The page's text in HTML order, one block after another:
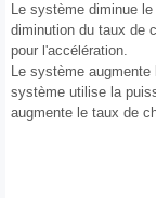
Le système diminue
diminution du taux de
pour l'accélération.
Le système
système utilise la
augmente le taux de